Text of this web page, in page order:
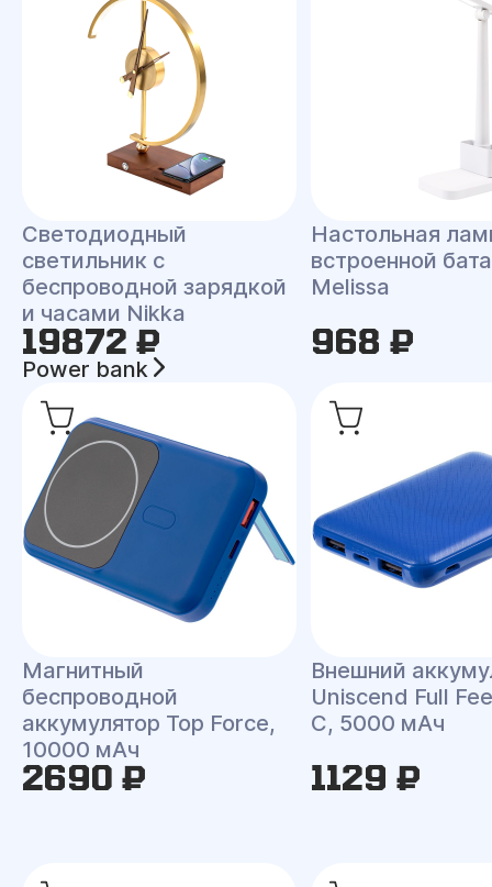
Светодиодный
светильник с
беспроводной зарядкой
и часами Nikka
19872 ₽
Настольная
встроенной
Melissa
968 ₽
Power bank
Магнитный
беспроводной
аккумулятор Top Force,
10000 мАч
2690 ₽
Внешний
Uniscend Full
C, 5000 мАч
1129 ₽